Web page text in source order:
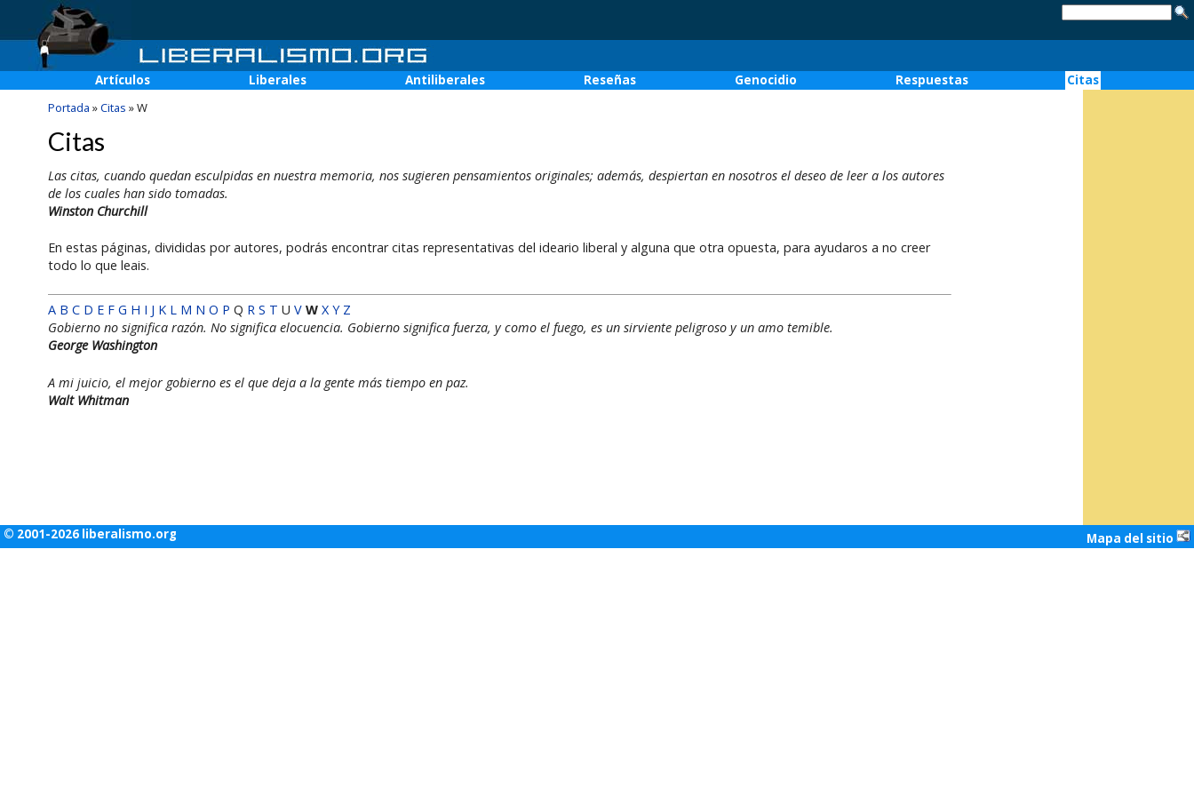
Artículos Liberales Antiliberales Reseñas Genocidio Respuestas
Citas
Portada »Citas »W
Citas
Las citas, cuando quedan esculpidas en nuestra memoria, nos sugieren pensamientos originales; además, despiertan en nosotros el deseo de leer a los autores
de los cuales han sido tomadas.
Winston Churchill
En estas páginas, divididas por autores, podrás encontrar citas representativas del ideario liberal y alguna que otra opuesta, para ayudaros a no creer
todo lo que leais.
A B C D E F G H I J K L M N O P Q R S T U V W X Y Z
Gobierno no significa razón. No significa elocuencia. Gobierno significa fuerza, y como el fuego, es un sirviente peligroso y un amo temible.
George Washington
A mi juicio, el mejor gobierno es el que deja a la gente más tiempo en paz.
Walt Whitman
© 2001-2026 liberalismo.org Mapa del sitio